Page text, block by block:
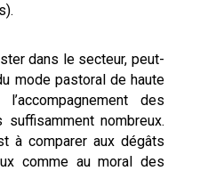
dans le secteur, peut-
mode pastoral de haute
des
nombreux.
à comparer aux dégâts
comme au moral des